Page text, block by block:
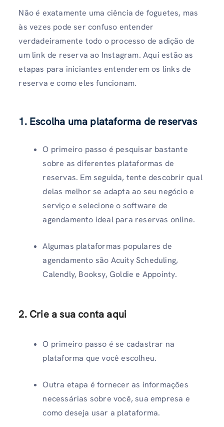
Não é exatamente uma ciência de foguetes, mas
às vezes pode ser confuso entender
verdadeiramente todo o processo de adição de
um link de reserva ao Instagram. Aqui estão as
etapas para iniciantes entenderem os links de
reserva e como eles funcionam.
1. Escolha uma plataforma de reservas
O primeiro passo é pesquisar bastante
sobre as diferentes plataformas de
reservas. Em seguida, tente descobrir qual
delas melhor se adapta ao seu negócio e
serviço e selecione o software de
agendamento ideal para reservas online.
Algumas plataformas populares de
agendamento são Acuity Scheduling,
Calendly, Booksy, Goldie e Appointy.
2. Crie a sua conta aqui
O primeiro passo é se cadastrar na
plataforma que você escolheu.
Outra etapa é fornecer as informações
necessárias sobre você, sua empresa e
como deseja usar a plataforma.